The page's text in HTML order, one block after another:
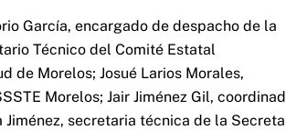
García, encargado de despacho de la
Técnico del Comité Estatal
de Morelos; Josué Larios Morales,
Morelos; Jair Jiménez Gil,
secretaria técnica de la